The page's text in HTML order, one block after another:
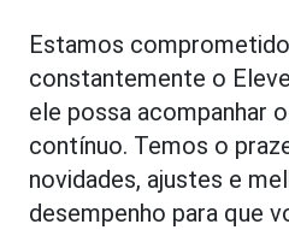
Estamos
constantemente o
ele possa acompanhar
contínuo. Temos o
novidades, ajustes e
desempenho para que